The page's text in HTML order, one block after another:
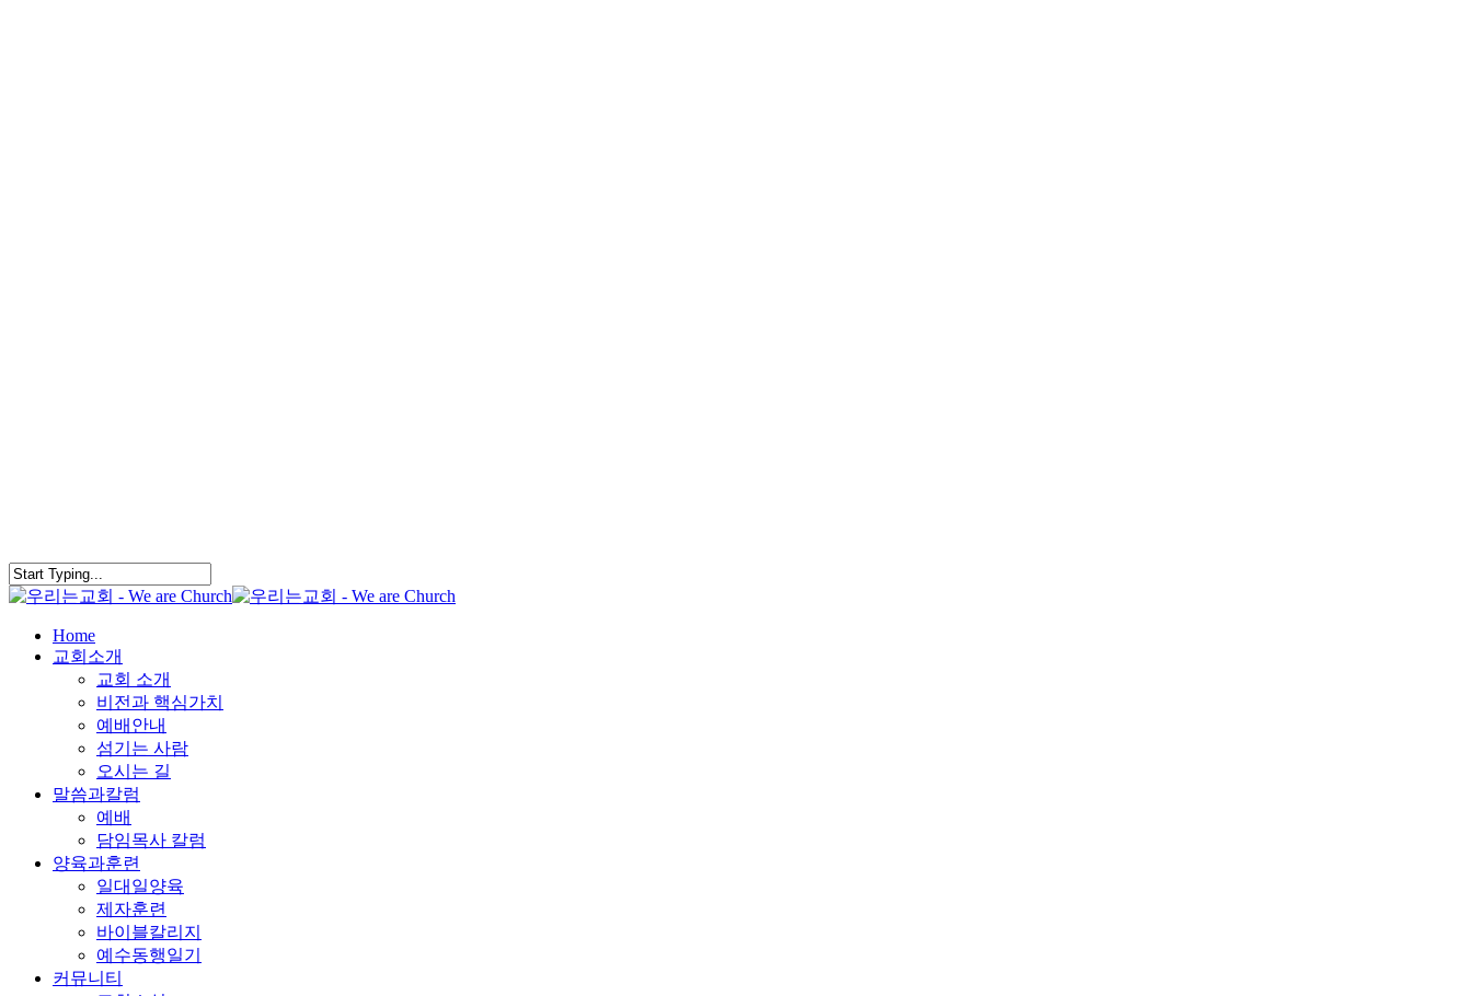
search
Menu
Home
교회소개
교회 소개
비전과 핵심가치
예배안내
섬기는 사람
오시는 길
말씀과칼럼
예배
담임목사 칼럼
양육과훈련
일대일양육
제자훈련
바이블칼리지
예수동행일기
커뮤니티